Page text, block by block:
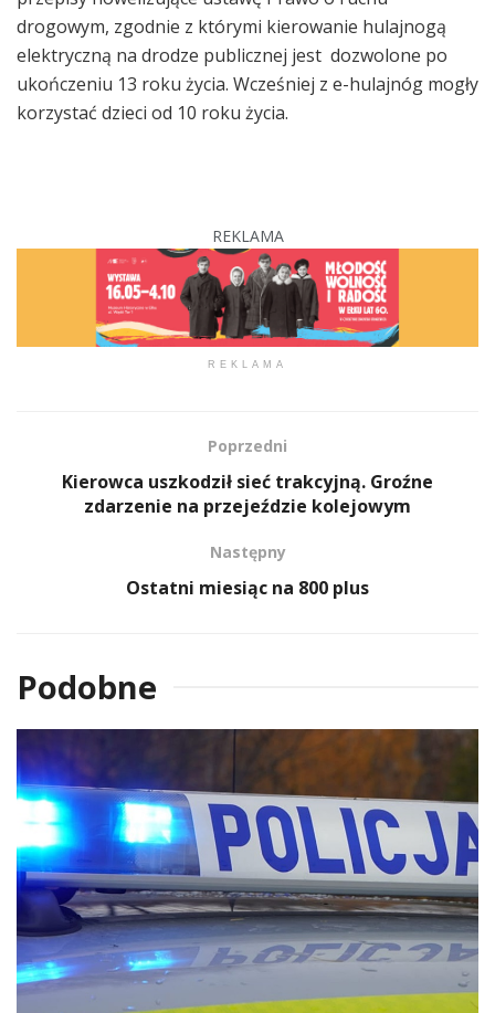
drogowym, zgodnie z którymi kierowanie hulajnogą
elektryczną na drodze publicznej jest dozwolone po
ukończeniu 13 roku życia. Wcześniej z e-hulajnóg mogły
korzystać dzieci od 10 roku życia.
REKLAMA
REKLAMA
Poprzedni
Kierowca uszkodził sieć trakcyjną. Groźne
zdarzenie na przejeździe kolejowym
Następny
Ostatni miesiąc na 800 plus
Podobne